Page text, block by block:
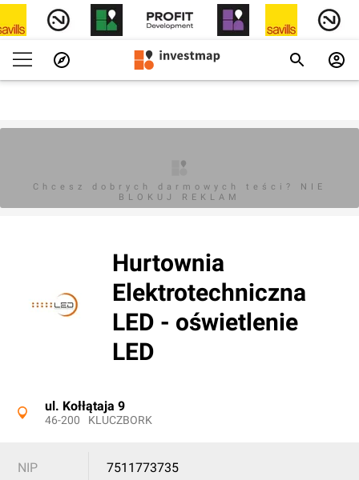
Chcesz dobrych darmowych teści? NIE
BLOKUJ REKLAM
Hurtownia
Elektrotechniczna
LED - oświetlenie
LED
ul. Kołłątaja 9
46-200 KLUCZBORK
NIP 7511773735